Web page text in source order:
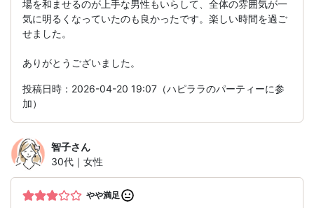
場を和ませるのが上手な男性もいらして、全体の雰囲気が一
気に明るくなっていたのも良かったです。楽しい時間を過ご
せました。
ありがとうございました。
投稿日時：2026-04-20 19:07（ハピララのパーティーに参
加）
智子さん
30代｜女性
やや満足